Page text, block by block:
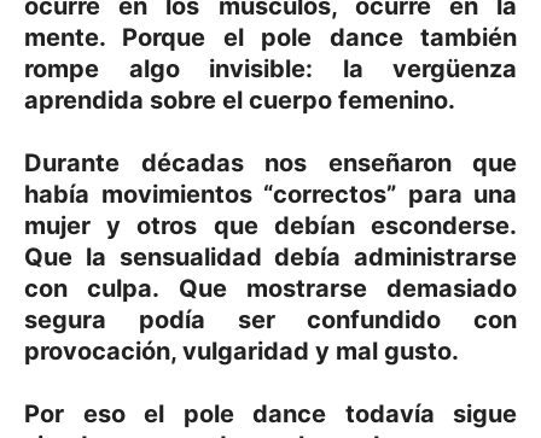
mente. Porque el pole dance también
rompe algo invisible: la vergüenza
aprendida sobre el cuerpo femenino.
Durante décadas nos enseñaron que
había movimientos “correctos” para una
mujer y otros que debían esconderse.
Que la sensualidad debía administrarse
con culpa. Que mostrarse demasiado
segura podía ser confundido con
provocación, vulgaridad y mal gusto.
Por eso el pole dance todavía sigue